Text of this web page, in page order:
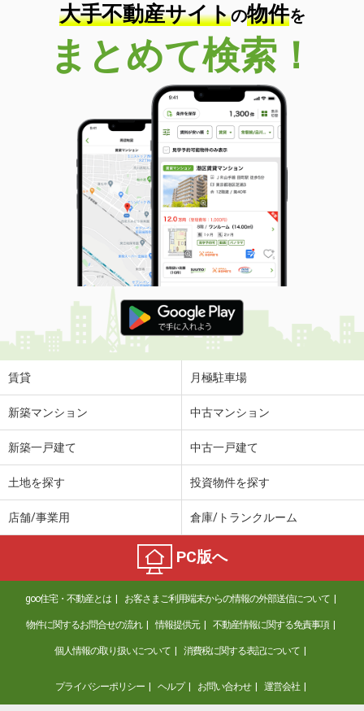
大手不動産サイトの物件を
まとめて検索！
賃貸 月極駐車場
新築マンション 中古マンション
新築一戸建て 中古一戸建て
土地を探す 投資物件を探す
店舗/事業用 倉庫/トランクルーム
PC版へ
goo住宅・不動産とは お客さまご利用端末からの情報の外部送信について
物件に関するお問合せの流れ 情報提供元 不動産情報に関する免責事項
個人情報の取り扱いについて 消費税に関する表記について
プライバシーポリシー ヘルプ お問い合わせ 運営会社